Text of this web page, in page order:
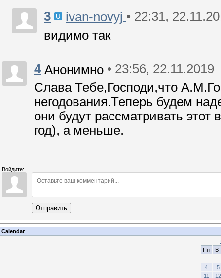
3 ivan-novyj • 22:31,
видимо так
4 Анонимно • 23:56, 22.11.2019
Слава Тебе,Господи,что
негодования.Теперь будем
они будут рассматривать этот
год), а меньше.
Войдите:
Отправить
Calendar
Пн
Вт
4
5
11
12